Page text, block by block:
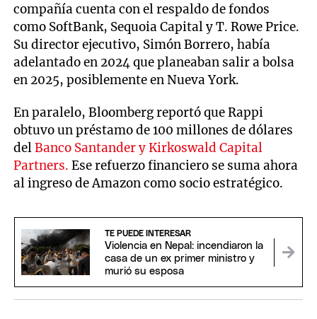
compañía cuenta con el respaldo de fondos
como SoftBank, Sequoia Capital y T. Rowe Price.
Su director ejecutivo, Simón Borrero, había
adelantado en 2024 que planeaban salir a bolsa
en 2025, posiblemente en Nueva York.
En paralelo, Bloomberg reportó que Rappi
obtuvo un préstamo de 100 millones de dólares
delBanco Santander y Kirkoswald Capital
Partners. Ese refuerzo financiero se suma ahora
al ingreso de Amazon como socio estratégico.
TE PUEDE INTERESAR
Violencia en Nepal: incendiaron la
casa de un ex primer ministro y
murió su esposa